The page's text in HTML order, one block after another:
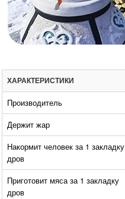
ХАРАКТЕРИСТИКИ
Производитель
Держит жар
Накормит человек за 1 закладку
дров
Приготовит мяса за 1 закладку
дров